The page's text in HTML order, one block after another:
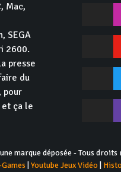
Mac,
SEGA
2600.
presse
du
pour
et ça le
marque déposée - Tous droits
Youtube Jeux Vidéo|